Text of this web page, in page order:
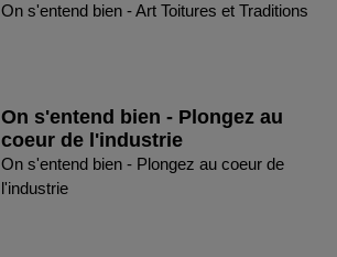
On s'entend bien - Art Toitures et Traditions
On s'entend bien - Plongez au
coeur de l'industrie
On s'entend bien - Plongez au coeur de
l'industrie